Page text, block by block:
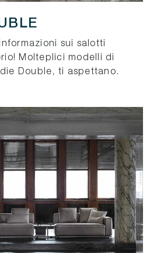
sui salotti
Molteplici modelli di
Double, ti aspettano.